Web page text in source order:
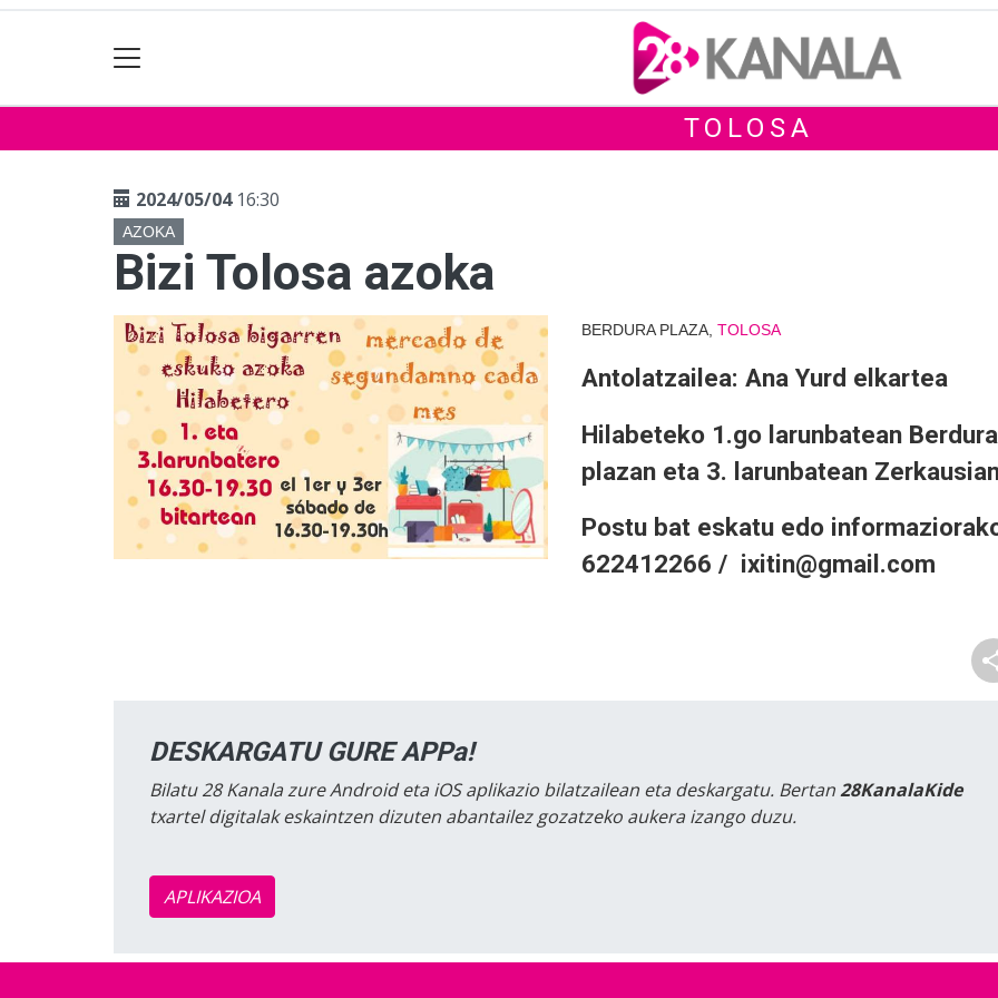
TOLOSA
2024/05/0416:30
AZOKA
Bizi Tolosa azoka
BERDURA PLAZA, TOLOSA
Antolatzailea: Ana Yurd elkartea
Hilabeteko 1.go larunbatean Berdura
plazan eta 3. larunbatean
Postu bat eskatu edo
622412266 / ixitin@gmail.com
DESKARGATU GURE APPa!
Bilatu 28 Kanala zure Android eta iOS aplikazio bilatzailean eta deskargatu. Bertan28KanalaKide
txartel digitalak eskaintzen dizuten abantailez gozatzeko aukera izango duzu.
APLIKAZIOA